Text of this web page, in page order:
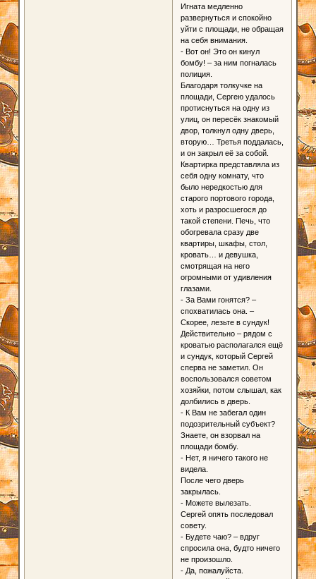
Игната медленно
развернуться и спокойно
уйти с площади, не обращая
на себя внимания.
- Вот он! Это он кинул
бомбу! – за ним погналась
полиция.
Благодаря толкучке на
площади, Сергею удалось
протиснуться на одну из
улиц, он пересёк знакомый
двор, толкнул одну дверь,
вторую… Третья поддалась,
и он закрыл её за собой.
Квартирка представляла из
себя одну комнату, что
было нередкостью для
старого портового города,
хоть и разросшегося до
такой степени. Печь, что
обогревала сразу две
квартиры, шкафы, стол,
кровать… и девушка,
смотрящая на него
огромными от удивления
глазами.
- За Вами гонятся? –
спохватилась она. –
Скорее, лезьте в сундук!
Действительно – рядом с
кроватью располагался ещё
и сундук, который Сергей
сперва не заметил. Он
воспользовался советом
хозяйки, потом слышал, как
долбились в дверь.
- К Вам не забегал один
подозрительный субъект?
Знаете, он взорвал на
площади бомбу.
- Нет, я ничего такого не
видела.
После чего дверь
закрылась.
- Можете вылезать.
Сергей опять последовал
совету.
- Будете чаю? – вдруг
спросила она, будто ничего
не произошло.
- Да, пожалуйста.